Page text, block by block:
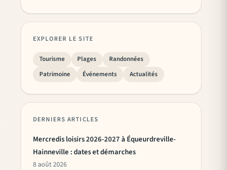
EXPLORER LE SITE
Tourisme Plages
Randonnées
Patrimoine
Événements Actualités
DERNIERS ARTICLES
Mercredis loisirs 2026-2027 à Équeurdreville-
Hainneville : dates et démarches
8 août 2026